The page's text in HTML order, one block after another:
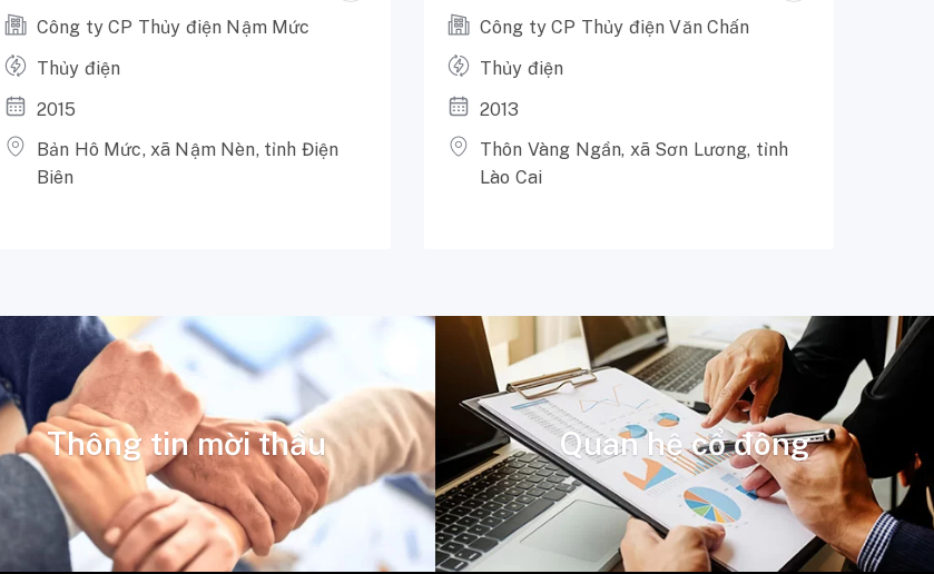
Công ty CP Thủy điện Nậm Mức
Thủy điện
2015
Bản Hô Mức, xã Nậm Nèn, tỉnh Điện
Biên
Công ty CP Thủy điện Văn Chấn
Thủy điện
2013
Thôn Vàng Ngần, xã Sơn Lương, tỉnh
Lào Cai
Thông tin mời thầu Quan hệ cổ đông